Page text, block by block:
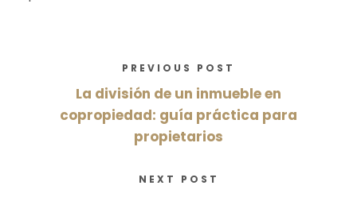
PREVIOUS POST
La división de un inmueble en
copropiedad: guía práctica para
propietarios
NEXT POST